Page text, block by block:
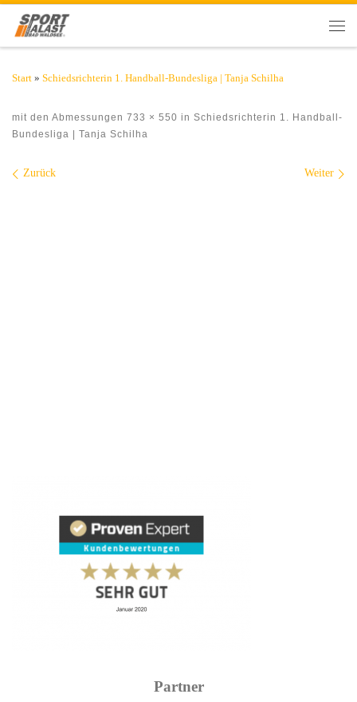
Zum Inhalt springen
Start » Schiedsrichterin 1. Handball-Bundesliga | Tanja Schilha
mit den Abmessungen 733 × 550 in Schiedsrichterin 1. Handball-
Bundesliga | Tanja Schilha
Bilder Navigation
Zurück Weiter
Partner